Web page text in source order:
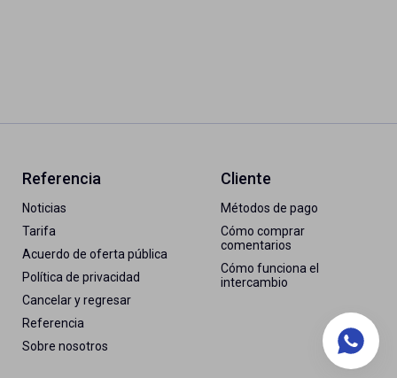
Referencia
Noticias
Tarifa
Acuerdo de oferta pública
Política de privacidad
Cancelar y regresar
Referencia
Sobre nosotros
Cliente
Métodos de pago
Cómo comprar
comentarios
Cómo funciona el
intercambio